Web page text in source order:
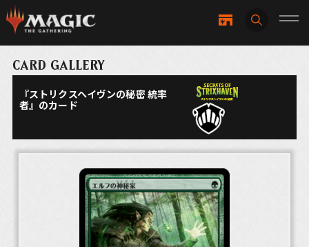
CARD GALLERY
『ストリクスヘイヴンの秘密 統率
者』のカード